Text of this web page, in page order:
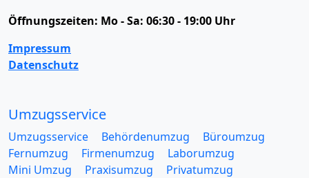
Öffnungszeiten: Mo - Sa: 06:30 - 19:00 Uhr
Impressum
Datenschutz
Umzugsservice
Umzugsservice Behördenumzug
Büroumzug
Fernumzug
Firmenumzug
Laborumzug
Mini Umzug
Praxisumzug
Privatumzug